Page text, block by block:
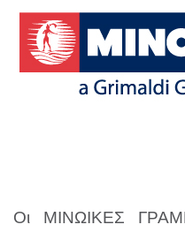
Οι ΜΙΝΩΙΚΕΣ